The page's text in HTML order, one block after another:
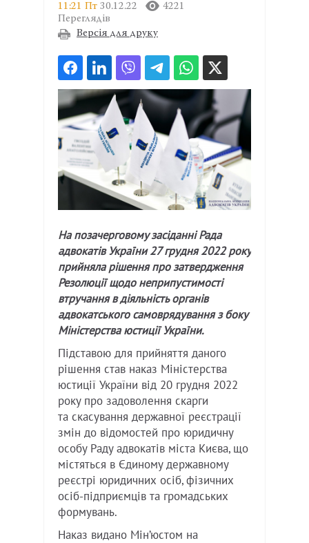
11:21 Пт 30.12.22
4221
Переглядів
Версія для друку
На позачерговому засіданні Рада
адвокатів України 27 грудня 2022 року
прийняла рішення про затвердження
Резолюції щодо неприпустимості
втручання в діяльність органів
адвокатського самоврядування з боку
Міністерства юстиції України.
Підставою для прийняття даного
рішення став наказ Міністерства
юстиції України від 20 грудня 2022
року про задоволення скарги
та скасування державної реєстрації
змін до відомостей про юридичну
особу Раду адвокатів міста Києва, що
містяться в Єдиному державному
реєстрі юридичних осіб, фізичних
осіб-підприємців та громадських
формувань.
Наказ видано Мін’юстом на